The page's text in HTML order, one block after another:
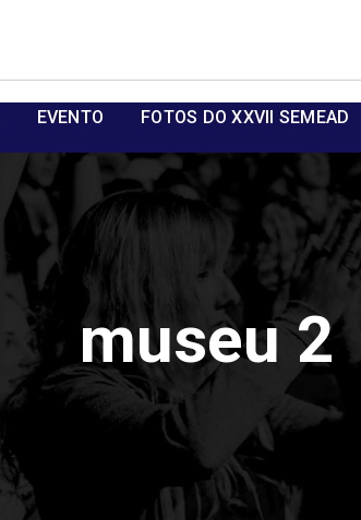
EVENTO FOTOS DO XXVII SEMEAD
museu 2